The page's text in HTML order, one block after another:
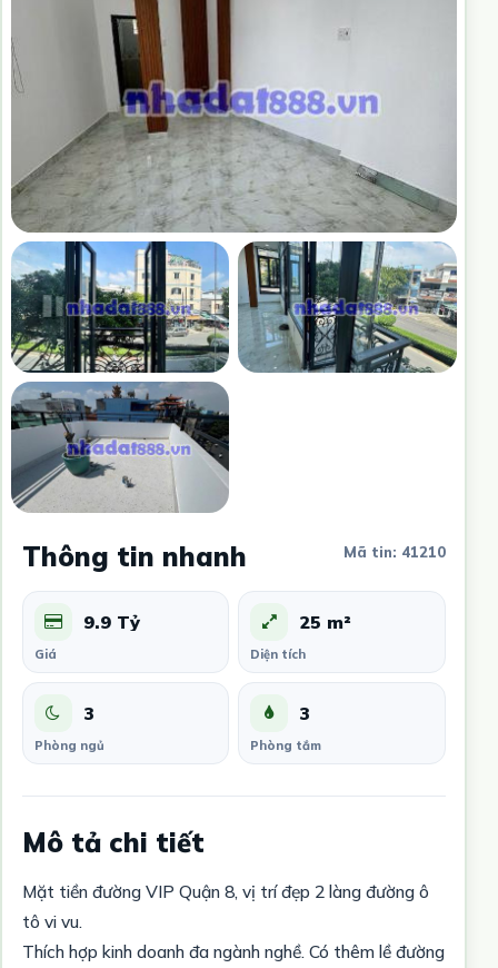
Thông tin nhanh Mã tin: 41210
9.9 Tỷ
Giá
25 m²
Diện tích
3
Phòng ngủ
3
Phòng tắm
Mô tả chi tiết
Mặt tiền đường VIP Quận 8, vị trí đẹp 2 làng đường ô
tô vi vu.
Thích hợp kinh doanh đa ngành nghề. Có thêm lề đường